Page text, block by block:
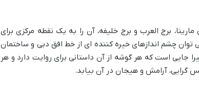
برج العرب و برج خلیفه، آن را به یک نقطه مرکزی برای
توان چشم اندازهای خیره کننده ای از خط افق دبی و ساختمان
جایی است که هر گوشه از آن داستانی برای روایت دارد و هر
گرایی، آرامش و هیجان در آن بیابد.